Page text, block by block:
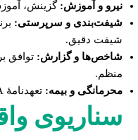
نیرو و آموزش: گزینش،
شیفت‌بندی و سرپرستی:
شیفت دقیق.
شاخص‌ها و گزارش:
منظم.
محرمانگی و بیمه: تعهدنامهٔ NDA و پوشش بیمهٔ کامل نیروها.
سناریوی